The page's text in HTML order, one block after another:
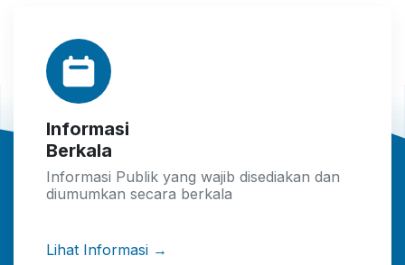
Informasi
Berkala
Informasi Publik yang wajib disediakan dan
diumumkan secara berkala
Lihat Informasi →